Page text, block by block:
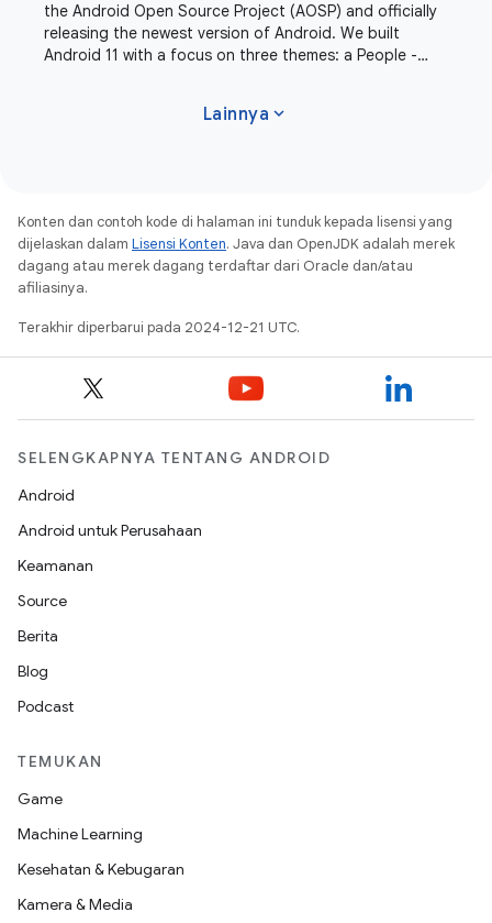
the Android Open Source Project (AOSP) and officially
releasing the newest version of Android. We built
Android 11 with a focus on three themes: a People -
Lainnya expand_more
Konten dan contoh kode di halaman ini tunduk kepada lisensi yang
dijelaskan dalam Lisensi Konten. Java dan OpenJDK adalah merek
dagang atau merek dagang terdaftar dari Oracle dan/atau
afiliasinya.
Terakhir diperbarui pada 2024-12-21 UTC.
SELENGKAPNYA TENTANG ANDROID
Android
Android untuk Perusahaan
Keamanan
Source
Berita
Blog
Podcast
TEMUKAN
Game
Machine Learning
Kesehatan & Kebugaran
Kamera & Media